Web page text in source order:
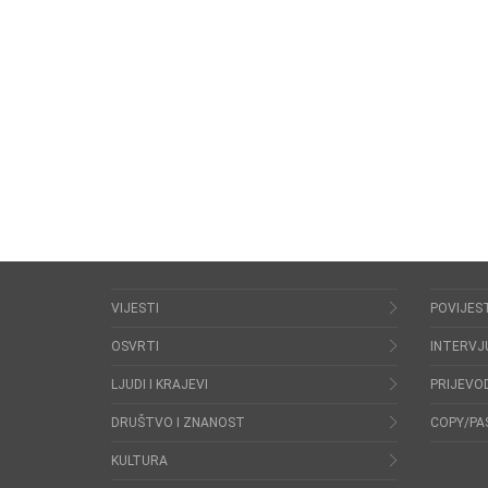
VIJESTI
OSVRTI
LJUDI I KRAJEVI
DRUŠTVO I ZNANOST
KULTURA
COPY/